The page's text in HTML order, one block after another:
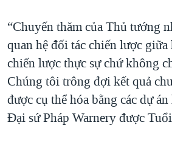
“Chuyến thăm của Thủ tướng
quan hệ đối tác chiến lược
chiến lược thực sự chứ không
Chúng tôi trông đợi kết quả
được cụ thể hóa bằng các dự
Đại sứ Pháp Warnery được